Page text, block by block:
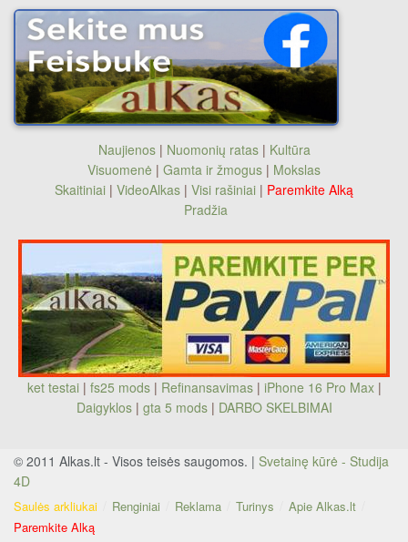
Naujienos| Nuomonių ratas| Kultūra
Visuomenė | Gamta ir žmogus | Mokslas
Skaitiniai | VideoAlkas | Visi rašiniai | Paremkite Alką
Pradžia
ket testai | fs25 mods| Refinansavimas| iPhone 16 Pro Max|
Daigyklos| gta 5 mods | DARBO SKELBIMAI
© 2011 Alkas.lt - Visos teisės saugomos. | Svetainę kūrė - Studija
4D
Saulės arkliukai Renginiai Reklama Turinys
Apie Alkas.lt
Paremkite Alką